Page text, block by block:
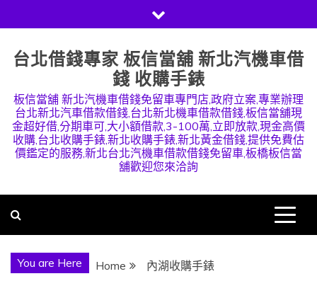
to
content
台北借錢專家 板信當舖 新北汽機車借
錢 收購手錶
板信當舖 新北汽機車借錢免留車專門店,政府立案,專業辦理
台北新北汽車借款借錢,台北新北機車借款借錢,板信當舖現
金超好借,分期車可,大小額借款,3-100萬,立即放款,現金高價
收購,台北收購手錶,新北收購手錶,新北黃金借錢,提供免費估
價鑑定的服務,新北台北汽機車借款借錢免留車,板橋板信當
舖歡迎您來洽詢
You are Here Home 內湖收購手錶